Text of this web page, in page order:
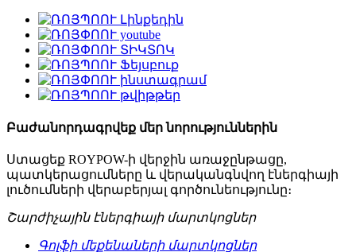
Բաժանորդագրվեք մեր նորություններին
Ստացեք ROYPOW-ի վերջին առաջընթացը,
պատկերացումները և վերականգնվող էներգիայի
լուծումների վերաբերյալ գործունեությունը։
Շարժիչային էներգիայի մարտկոցներ
Գոլֆի մեքենաների մարտկոցներ